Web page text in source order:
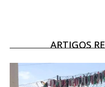
12
ARTIGOS